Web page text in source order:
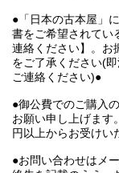
●「日本の古本屋」
書をご希望されてい
連絡ください】。お
をご了承ください(
ご連絡ください)●
●御公費でのご購入
お願い申し上げます
円以上からお受けい
●お問い合わせはメ